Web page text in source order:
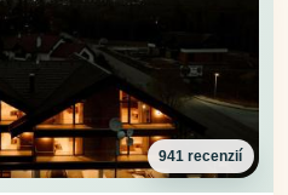
941 recenzií